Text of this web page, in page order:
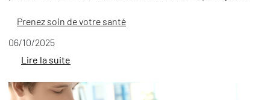
Prenez soin de votre santé
06/10/2025
Lire la suite